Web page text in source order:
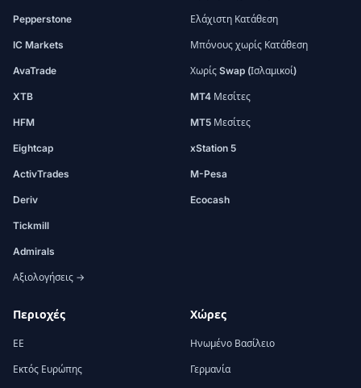
Pepperstone
IC Markets
AvaTrade
XTB
HFM
Eightcap
ActivTrades
Deriv
Tickmill
Admirals
Αξιολογήσεις →
Ελάχιστη Κατάθεση
Μπόνους χωρίς Κατάθεση
Χωρίς Swap (Ισλαμικοί)
MT4 Μεσίτες
MT5 Μεσίτες
xStation 5
M-Pesa
Ecocash
Περιοχές
ΕΕ
Εκτός Ευρώπης
Χώρες
Ηνωμένο Βασίλειο
Γερμανία